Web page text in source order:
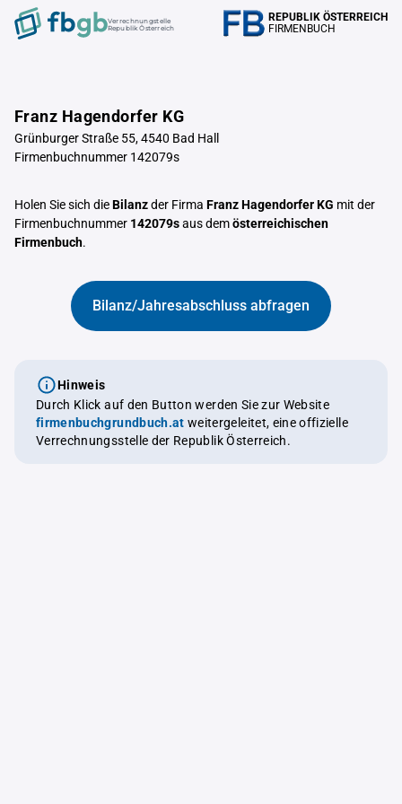
Verrechnungstelle
Republik Österreich
REPUBLIK ÖSTERREICH
FIRMENBUCH
Franz Hagendorfer KG
Grünburger Straße 55, 4540 Bad Hall
Firmenbuchnummer 142079s
Holen Sie sich dieBilanzder Firma Franz Hagendorfer KG mit der
Firmenbuchnummer 142079saus demösterreichischen
Firmenbuch.
Bilanz/Jahresabschluss abfragen
Hinweis
Durch Klick auf den Button werden Sie zur Website
firmenbuchgrundbuch.at weitergeleitet, eine offizielle
Verrechnungsstelle der Republik Österreich.